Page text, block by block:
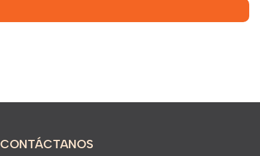
CONTÁCTANOS